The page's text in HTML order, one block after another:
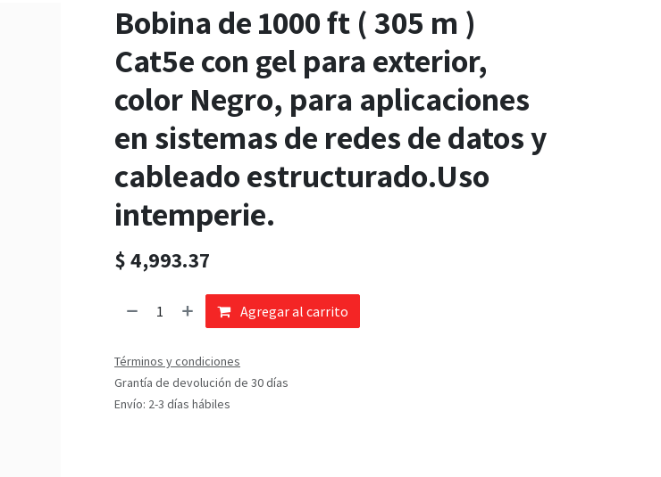
Bobina de 1000 ft ( 305 m )
Cat5e con gel para exterior,
color Negro, para aplicaciones
en sistemas de redes de datos y
cableado estructurado.Uso
intemperie.
$4,993.37
Agregar al carrito
Términos y condiciones
Grantía de devolución de 30 días
Envío: 2-3 días hábiles